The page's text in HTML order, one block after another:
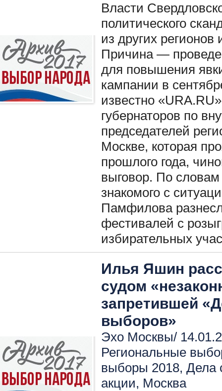
Власти
политического
из других
Причина —
для повышения
кампании в
известно
губернаторов по
председателей
Москве, которая
прошлого года,
выговор. По словам
знакомого с
Памфилова
фестивалей с
избирательных
Илья Яшин
судом
запретившей
выборов»
Эхо Москвы/
Региональные
выборы 2018, Дела
акции, Москва